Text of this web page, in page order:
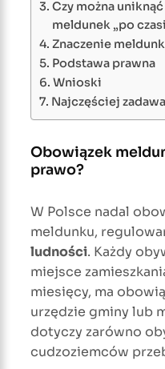
Czy można
meldunek „po
Znaczenie
Podstawa prawna
Wnioski
Najczęściej
Obowiązek
prawo?
W Polsce nadal
meldunku,
ludności. Każdy
miejsce
miesięcy, ma
urzędzie gminy lub
dotyczy zarówno
cudzoziemców